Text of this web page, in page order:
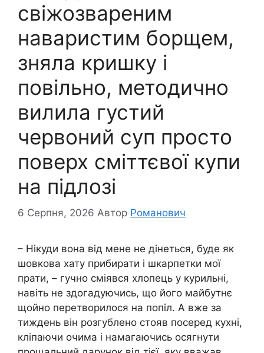
свіжозвареним
наваристим борщем,
зняла кришку і
повільно, методично
вилила густий
червоний суп просто
поверх сміттєвої купи
на підлозі
6 Серпня, 2026 Автор Романович
– Нікуди вона від мене не дінеться, буде як
шовкова хату прибирати і шкарпетки мої
прати, – гучно сміявся хлопець у курильні,
навіть не здогадуючись, що його майбутнє
щойно перетворилося на попіл. А вже за
тиждень він розгублено стояв посеред кухні,
кліпаючи очима і намагаючись осягнути